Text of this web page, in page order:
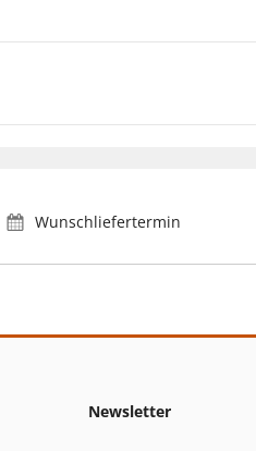
Wunschliefertermin
Newsletter